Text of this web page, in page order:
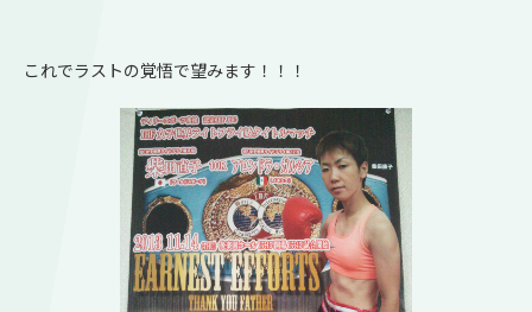
これでラストの覚悟で望みます！！！